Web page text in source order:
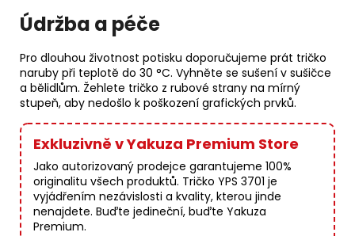
Údržba a péče
Pro dlouhou životnost potisku doporučujeme prát tričko
naruby při teplotě do 30 °C. Vyhněte se sušení v sušičce
a bělidlům. Žehlete tričko z rubové strany na mírný
stupeň, aby nedošlo k poškození grafických prvků.
Exkluzivně v Yakuza Premium Store
Jako autorizovaný prodejce garantujeme 100%
originalitu všech produktů. Tričko YPS 3701 je
vyjádřením nezávislosti a kvality, kterou jinde
nenajdete. Buďte jedineční, buďte Yakuza
Premium.